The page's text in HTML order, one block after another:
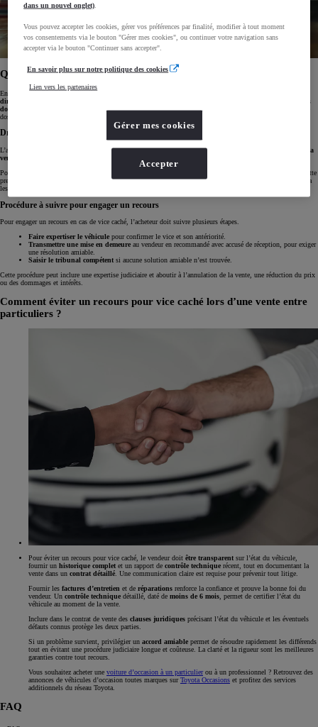
Quels sont les recours en cas de vice caché ?
En cas de vice caché, l’acheteur peut demander
diminution du
. Si le vendeur était de mauvaise foi, des
dommages et intérêts
peuvent également être réclamés. Uneexpertiseest souvent nécessaire pour appuyer le
dossier.
Droits de l’acheteur
L’acheteur bénéficie de la garantie légale des vices cachés, qui lui permet de demander soit
l’annulation de la
vente
Pour exercer ces droits, l’acheteur doit
que le vice était antérieur à la vente, non visible et grave. Cette
preuve peut inclure des
rapports d’expertsou desdiagnostics techniques
. En cas de litige, le juge évaluera
les éléments fournis pour statuer sur les recours possibles.
Procédure à suivre pour engager un recours
Pour engager un recours en cas de vice caché, l’acheteur doit suivre plusieurs étapes.
Faire expertiser le véhicule pour confirmer le vice et son antériorité.
Transmettre une mise en demeure au vendeur en recommandé avec accusé de réception, pour exiger
une résolution amiable.
Saisir le tribunal compétent si aucune solution amiable n’est trouvée.
Cette procédure peut inclure une expertise judiciaire et aboutir à l’annulation de la vente, une réduction du prix
ou des dommages et intérêts.
Comment éviter un recours pour vice caché lors d’une vente entre
particuliers ?
Pour éviter un recours pour vice caché, le vendeur doit être transparent sur l’état du véhicule,
fournir un historique complet et un rapport de contrôle technique récent, tout en documentant la
vente dans un contrat détaillé. Une communication claire est requise pour prévenir tout litige.
Fournir les factures d’entretien et de réparations renforce la confiance et prouve la bonne foi du
vendeur. Un contrôle technique détaillé, daté de moins de 6 mois, permet de certifier l’état du
véhicule au moment de la vente.
Inclure dans le contrat de vente des clauses juridiques précisant l’état du véhicule et les éventuels
défauts connus protège les deux parties.
Si un problème survient, privilégier un accord amiable permet de résoudre rapidement les différends
tout en évitant une procédure judiciaire longue et coûteuse. La clarté et la rigueur sont les meilleures
garanties contre tout recours.
Vous souhaitez acheter une voiture d’occasion à un particulierou à un professionnel ? Retrouvez des
annonces de véhicules d’occasion toutes marques surToyota Occasions et profitez des services
additionnels du réseau Toyota.
FAQ
dans un nouvel onglet)
Vous pouvez accepter les cookies, gérer vos préférences par finalité, modifier à tout moment
vos consentements via le bouton "Gérer mes cookies", ou continuer votre navigation sans
accepter via le bouton "Continuer sans accepter".
En savoir plus sur notre politique des cookies
Lien vers les partenaires
Gérer mes cookies
Accepter